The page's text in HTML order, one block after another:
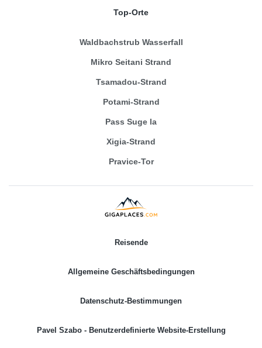
Top-Orte
Waldbachstrub Wasserfall
Mikro Seitani Strand
Tsamadou-Strand
Potami-Strand
Pass Suge la
Xigia-Strand
Pravice-Tor
Reisende
Allgemeine Geschäftsbedingungen
Datenschutz-Bestimmungen
Pavel Szabo - Benutzerdefinierte Website-Erstellung